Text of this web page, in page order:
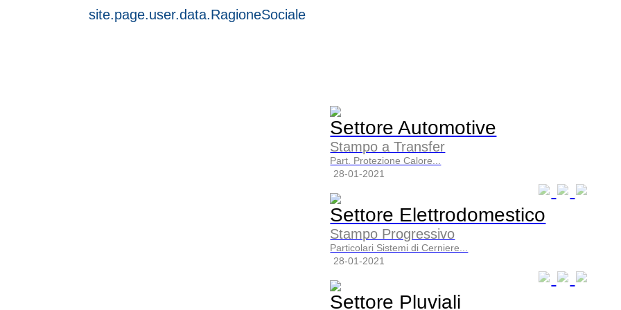
site.page.user.data.RagioneSociale
Settore Automotive
Stampo a Transfer
Part. Protezione Calore...
28-01-2021
Settore Elettrodomestico
Stampo Progressivo
Particolari Sistemi di Cerniere...
28-01-2021
Settore Pluviali